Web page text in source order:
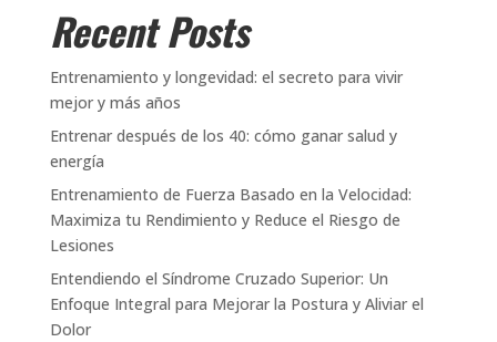
Recent Posts
Entrenamiento y longevidad: el secreto para vivir
mejor y más años
Entrenar después de los 40: cómo ganar salud y
energía
Entrenamiento de Fuerza Basado en la Velocidad:
Maximiza tu Rendimiento y Reduce el Riesgo de
Lesiones
Entendiendo el Síndrome Cruzado Superior: Un
Enfoque Integral para Mejorar la Postura y Aliviar el
Dolor